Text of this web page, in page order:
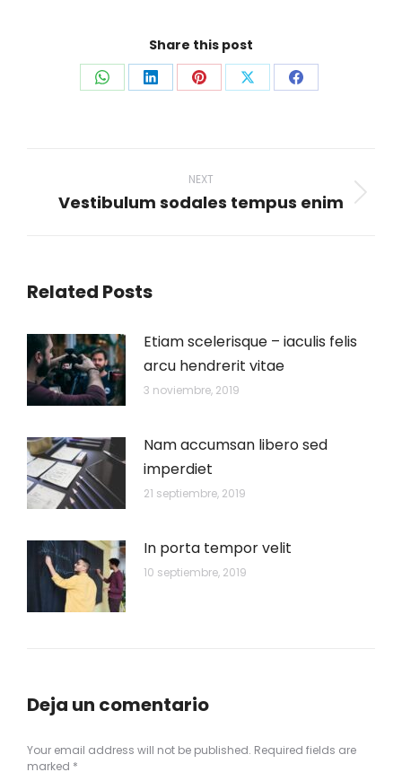
Share this post
Share Share Share Share Share
NEXT
Next
Vestibulum sodales tempus enim
Related Posts
Etiam scelerisque – iaculis felis
arcu hendrerit vitae
3 noviembre, 2019
Nam accumsan libero sed
imperdiet
21 septiembre, 2019
In porta tempor velit
10 septiembre, 2019
Deja un comentario
Your email address will not be published. Required fields are
marked *